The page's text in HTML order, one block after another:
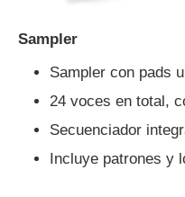
Sampler
Sampler con pads
24 voces en total,
Secuenciador
Incluye patrones y